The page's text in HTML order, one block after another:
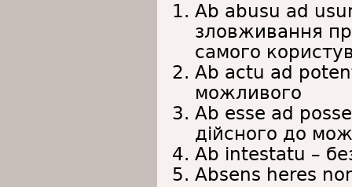
Ab abusu ad
зловживання
самого
Ab actu ad
можливого
Ab esse ad
дійсного до
Ab intestatu –
Absens heres